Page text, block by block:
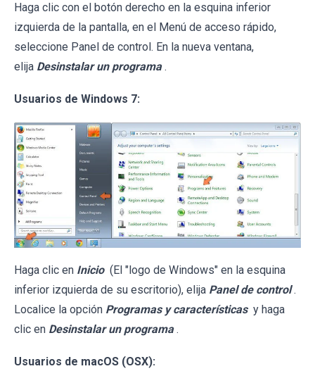
Haga clic con el botón derecho en la esquina inferior
izquierda de la pantalla, en el Menú de acceso rápido,
seleccione Panel de control. En la nueva ventana,
elija Desinstalar un programa .
Usuarios de Windows 7:
Haga clic en Inicio (El "logo de Windows" en la esquina
inferior izquierda de su escritorio), elija Panel de control .
Localice la opción Programas y características y haga
clic en Desinstalar un programa .
Usuarios de macOS (OSX):